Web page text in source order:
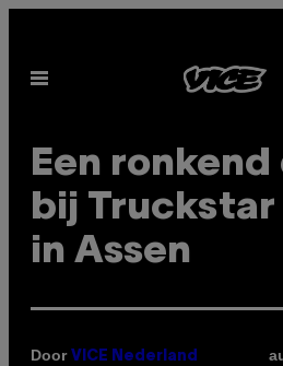
de Open
Een
bij Truckstar
in Assen
Door VICE Nederland